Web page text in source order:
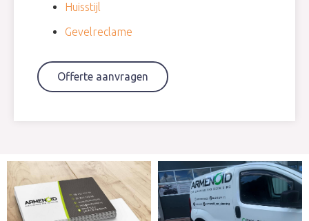
Huisstijl
Gevelreclame
Offerte aanvragen